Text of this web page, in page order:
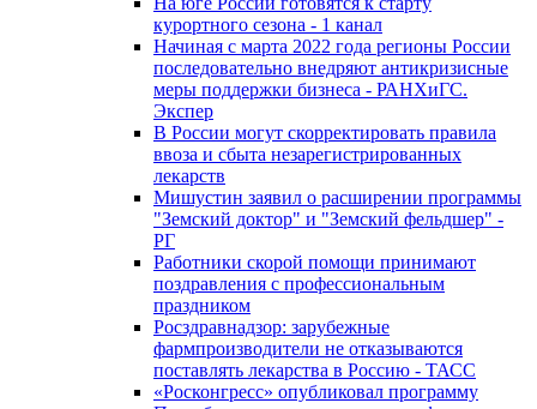
курортного сезона - 1 канал
Начиная с марта 2022 года регионы России
последовательно внедряют антикризисные
меры поддержки бизнеса - РАНХиГС.
Экспер
В России могут скорректировать правила
ввоза и сбыта незарегистрированных
лекарств
Мишустин заявил о расширении программы
"Земский доктор" и "Земский фельдшер" -
РГ
Работники скорой помощи принимают
поздравления с профессиональным
праздником
Росздравнадзор: зарубежные
фармпроизводители не отказываются
поставлять лекарства в Россию - ТАСС
«Росконгресс» опубликовал программу